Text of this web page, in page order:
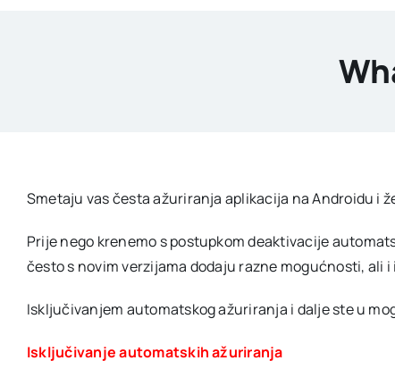
Smetaju vas česta ažuriranja aplikacija na Androidu i
Prije nego krenemo s postupkom deaktivacije
često s novim verzijama dodaju razne mogućnosti,
Isključivanjem automatskog ažuriranja i dalje ste u
Isključivanje automatskih ažuriranja